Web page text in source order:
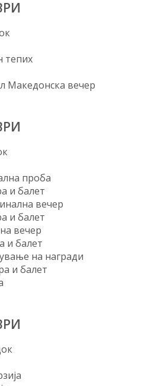
Појадок
Црвен тепих
Mакедонска вечер
Појадок
Генерална проба
и балет
Полуфинална вечер
и балет
Финална вечер
и балет
на награди
опера и балет
Вечера
Појадок
Екскурзија